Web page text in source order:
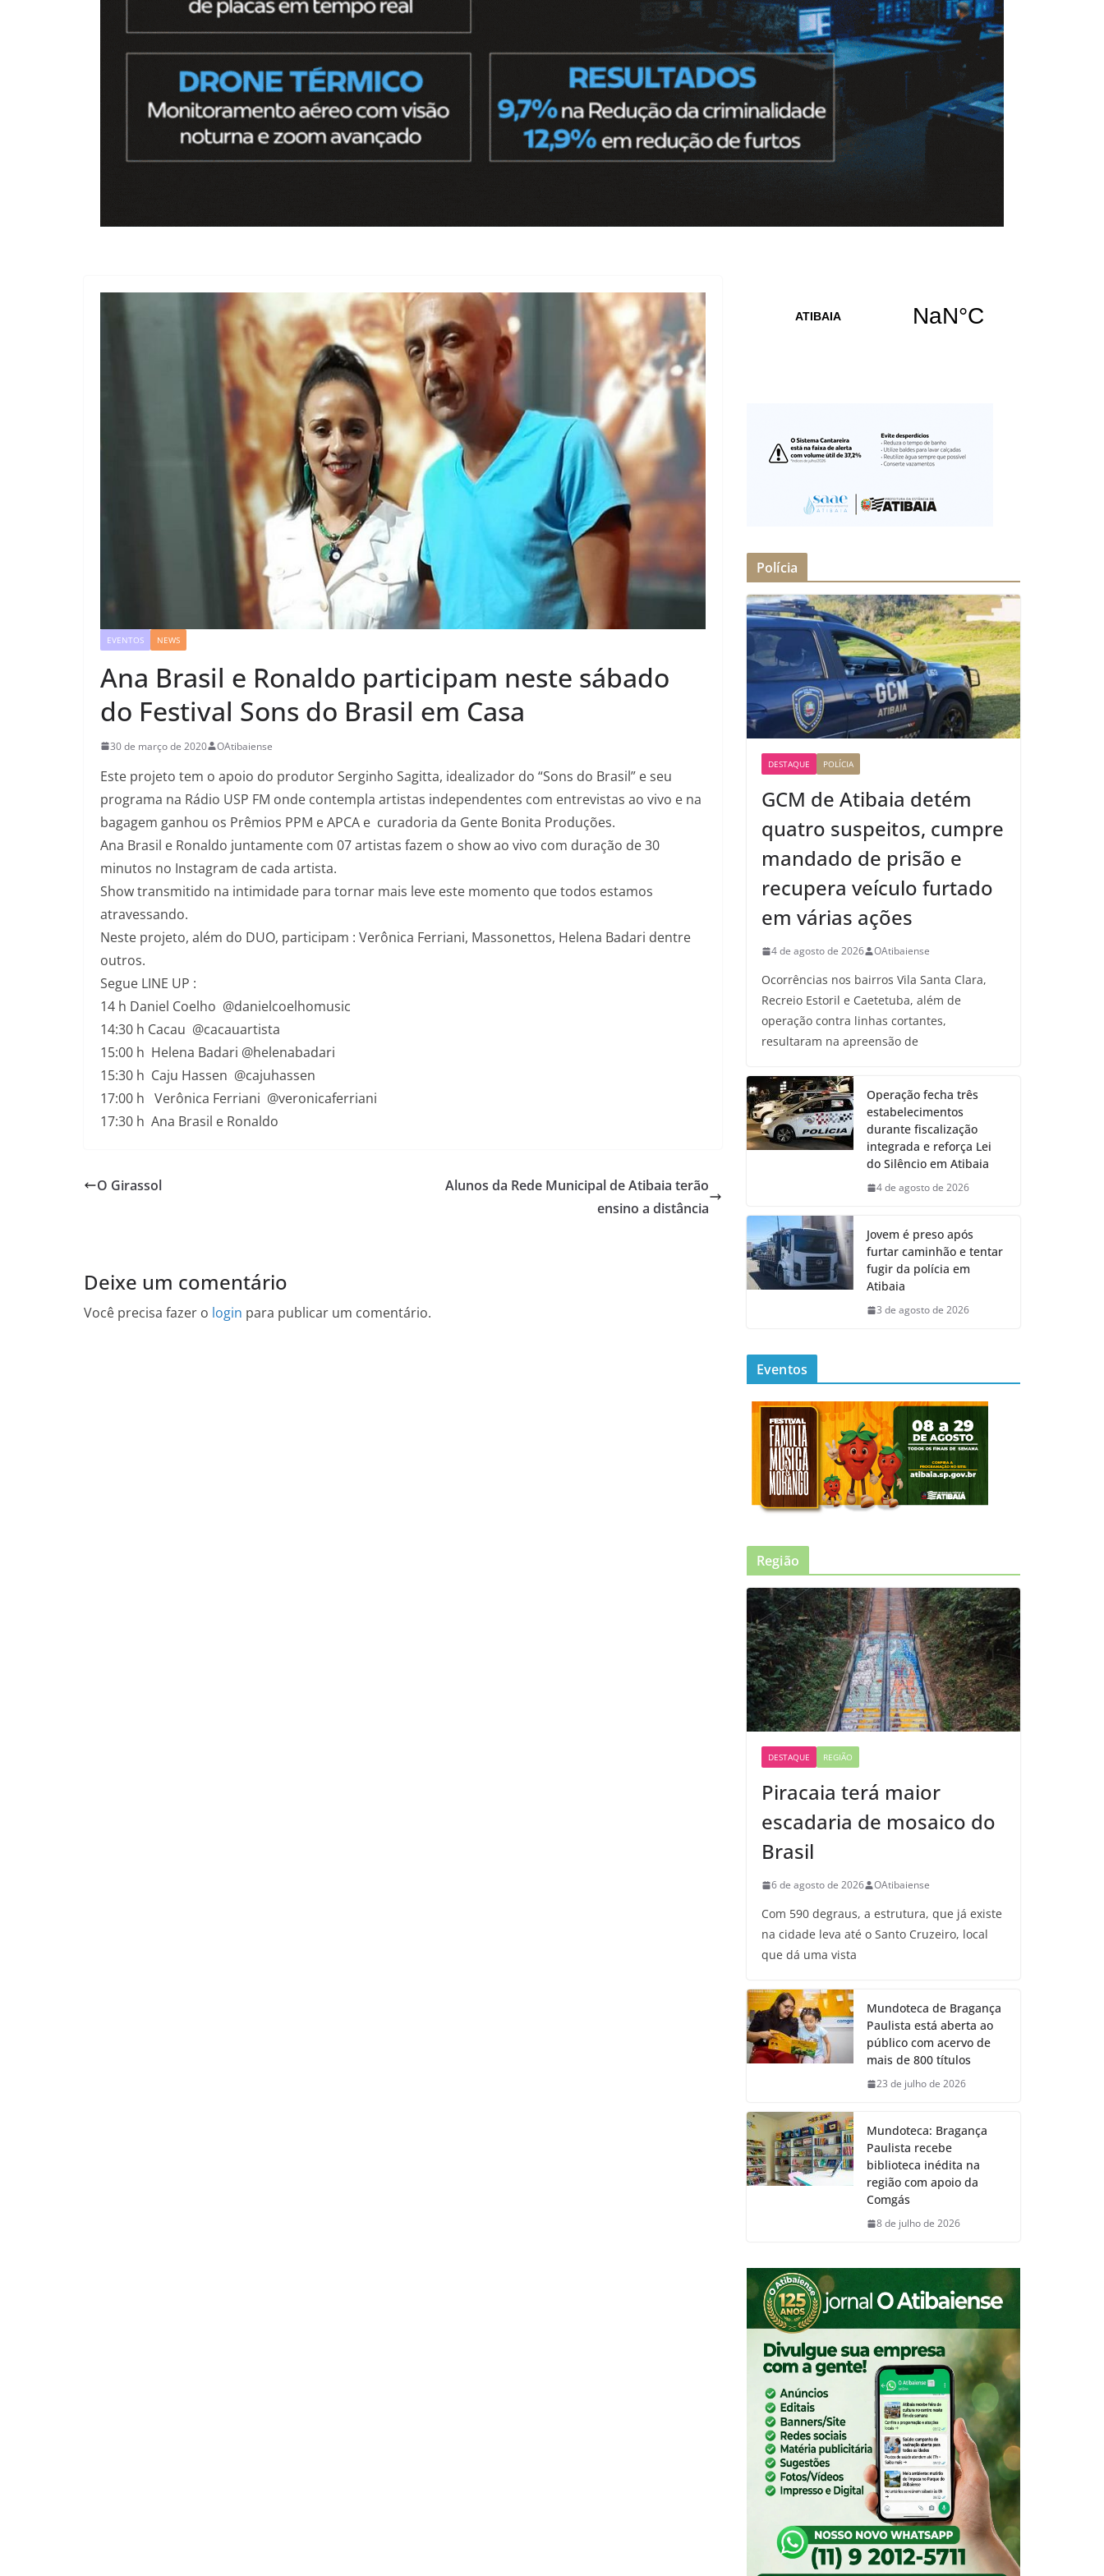
EVENTOS NEWS
Ana Brasil e Ronaldo participam neste sábado
do Festival Sons do Brasil em Casa
30 de março de 2020 OAtibaiense
Este projeto tem o apoio do produtor Serginho Sagitta, idealizador do “Sons do Brasil” e seu
programa na Rádio USP FM onde contempla artistas independentes com entrevistas ao vivo e na
bagagem ganhou os Prêmios PPM e APCA e curadoria da Gente Bonita Produções.
Ana Brasil e Ronaldo juntamente com 07 artistas fazem o show ao vivo com duração de 30
minutos no Instagram de cada artista.
Show transmitido na intimidade para tornar mais leve este momento que todos estamos
atravessando.
Neste projeto, além do DUO, participam : Verônica Ferriani, Massonettos, Helena Badari dentre
outros.
Segue LINE UP :
14 h Daniel Coelho @danielcoelhomusic
14:30 h Cacau @cacauartista
15:00 h Helena Badari @helenabadari
15:30 h Caju Hassen @cajuhassen
17:00 h Verônica Ferriani @veronicaferriani
17:30 h Ana Brasil e Ronaldo
O Girassol
Alunos da Rede Municipal de Atibaia terão
ensino a distância
Deixe um comentário
Você precisa fazer o login para publicar um comentário.
Polícia
DESTAQUE POLÍCIA
GCM de Atibaia detém
quatro suspeitos, cumpre
mandado de prisão e
recupera veículo furtado
em várias ações
4 de agosto de 2026 OAtibaiense
Ocorrências nos bairros Vila Santa Clara,
Recreio Estoril e Caetetuba, além de
operação contra linhas cortantes,
resultaram na apreensão de
Operação fecha três
estabelecimentos
durante fiscalização
integrada e reforça Lei
do Silêncio em Atibaia
4 de agosto de 2026
Jovem é preso após
furtar caminhão e tentar
fugir da polícia em
Atibaia
3 de agosto de 2026
Eventos
Região
DESTAQUE REGIÃO
Piracaia terá maior
escadaria de mosaico do
Brasil
6 de agosto de 2026 OAtibaiense
Com 590 degraus, a estrutura, que já existe
na cidade leva até o Santo Cruzeiro, local
que dá uma vista
Mundoteca de Bragança
Paulista está aberta ao
público com acervo de
mais de 800 títulos
23 de julho de 2026
Mundoteca: Bragança
Paulista recebe
biblioteca inédita na
região com apoio da
Comgás
8 de julho de 2026